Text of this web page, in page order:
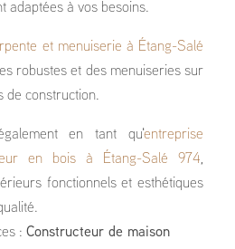
adaptées à vos besoins.
et menuiserie à Étang-Salé
robustes et des menuiseries sur
de construction.
en tant qu'entreprise
en bois à Étang-Salé 974,
fonctionnels et esthétiques
: Constructeur de maison